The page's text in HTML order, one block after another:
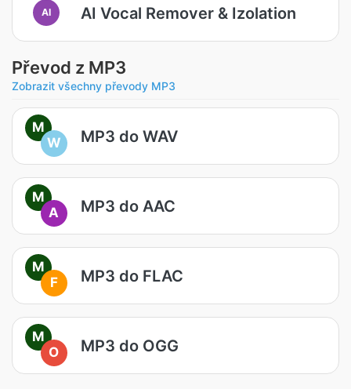
AI AI Vocal Remover & Izolation
Převod z MP3
Zobrazit všechny převody MP3
M
W
MP3 do WAV
M
A
MP3 do AAC
M
F
MP3 do FLAC
M
O
MP3 do OGG